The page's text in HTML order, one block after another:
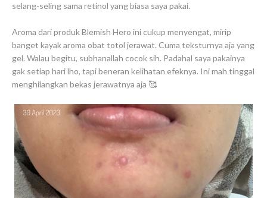
selang-seling sama retinol yang biasa saya pakai.
Aroma dari produk Blemish Hero ini cukup menyengat, mirip
banget kayak aroma obat totol jerawat. Cuma teksturnya aja yang
gel. Walau begitu, subhanallah cocok sih. Padahal saya pakainya
gak setiap hari lho, tapi beneran kelihatan efeknya. Ini mah tinggal
menghilangkan bekas jerawatnya aja 🥰